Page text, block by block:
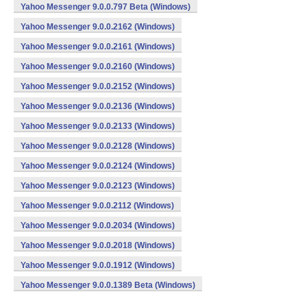
Yahoo Messenger 9.0.0.797 Beta (Windows)
Yahoo Messenger 9.0.0.2162 (Windows)
Yahoo Messenger 9.0.0.2161 (Windows)
Yahoo Messenger 9.0.0.2160 (Windows)
Yahoo Messenger 9.0.0.2152 (Windows)
Yahoo Messenger 9.0.0.2136 (Windows)
Yahoo Messenger 9.0.0.2133 (Windows)
Yahoo Messenger 9.0.0.2128 (Windows)
Yahoo Messenger 9.0.0.2124 (Windows)
Yahoo Messenger 9.0.0.2123 (Windows)
Yahoo Messenger 9.0.0.2112 (Windows)
Yahoo Messenger 9.0.0.2034 (Windows)
Yahoo Messenger 9.0.0.2018 (Windows)
Yahoo Messenger 9.0.0.1912 (Windows)
Yahoo Messenger 9.0.0.1389 Beta (Windows)